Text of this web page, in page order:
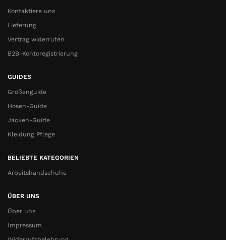
Kontaktiere uns
Lieferung
Vertrag widerrufen
B2B-Kontoregistrierung
GUIDES
Größenguide
Hosen-Guide
Jacken-Guide
Kleidung Pflege
BELIEBTE KATEGORIEN
Arbeitshandschuhe
ÜBER UNS
Über uns
Impressum